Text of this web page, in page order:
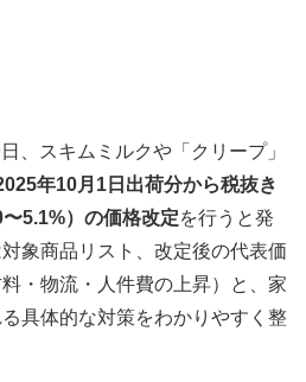
、スキムミルクや「クリープ」
年10月1日出荷分から税抜き
5.1%）の価格改定を行うと発
象商品リスト、改定後の代表価
・物流・人件費の上昇）と、家
具体的な対策をわかりやすく整